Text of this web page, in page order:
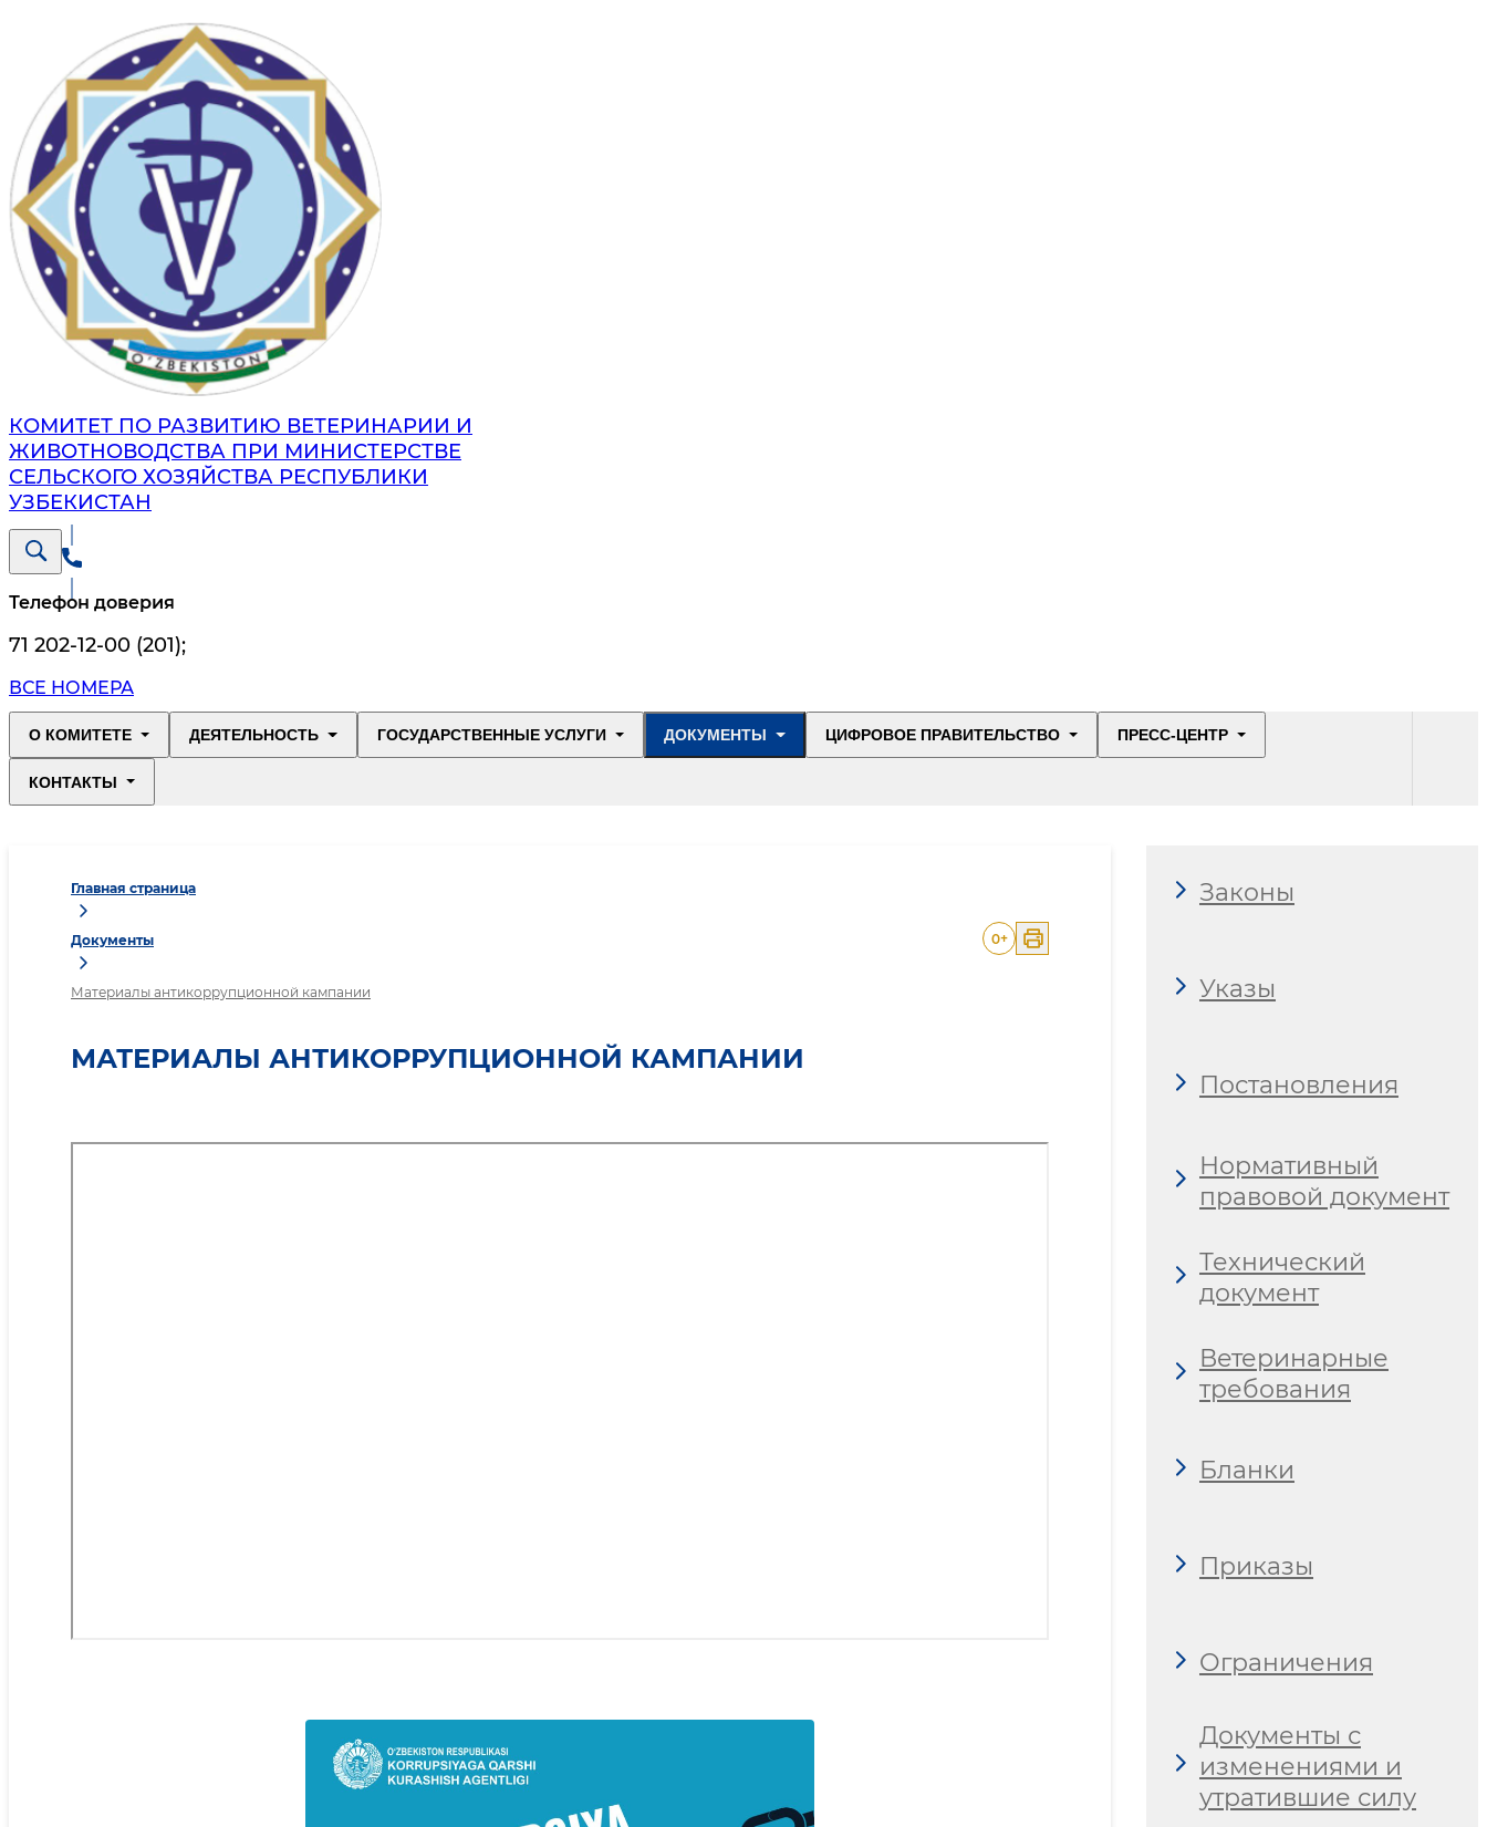
КОМИТЕТ ПО РАЗВИТИЮ ВЕТЕРИНАРИИ И
ЖИВОТНОВОДСТВА ПРИ МИНИСТЕРСТВЕ
СЕЛЬСКОГО ХОЗЯЙСТВА РЕСПУБЛИКИ
УЗБЕКИСТАН
Телефон доверия
71 202-12-00 (201);
ВСЕ НОМЕРА
О КОМИТЕТЕ ДЕЯТЕЛЬНОСТЬ ГОСУДАРСТВЕННЫЕ УСЛУГИ ДОКУМЕНТЫ ЦИФРОВОЕ ПРАВИТЕЛЬСТВО ПРЕСС-ЦЕНТР
КОНТАКТЫ
Главная страница
Документы
Материалы антикоррупционной кампании
0+
МАТЕРИАЛЫ АНТИКОРРУПЦИОННОЙ КАМПАНИИ
Законы
Указы
Постановления
Нормативный
правовой документ
Технический
документ
Ветеринарные
требования
Бланки
Приказы
Ограничения
Документы с
изменениями и
утратившие силу